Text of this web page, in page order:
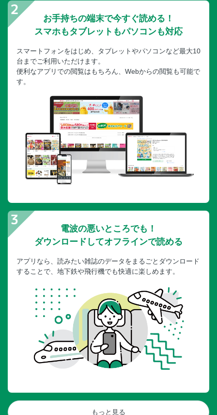
お手持ちの端末で今すぐ読める！
スマホもタブレットもパソコンも対応
スマートフォンをはじめ、タブレットやパソコンなど最大10
台までご利用いただけます。
便利なアプリでの閲覧はもちろん、Webからの閲覧も可能で
す。
電波の悪いところでも！
ダウンロードしてオフラインで読める
アプリなら、読みたい雑誌のデータをまるごとダウンロード
することで、地下鉄や飛行機でも快適に楽しめます。
もっと見る